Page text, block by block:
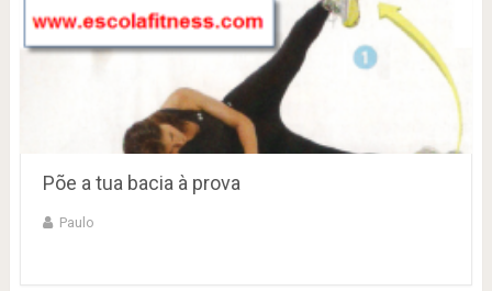
Põe a tua bacia à prova
Paulo